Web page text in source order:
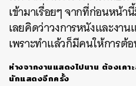
เข้ามาเรื่อยๆ จากที่ก่อนหน้
เลยคิดว่าวงการหนังและงา
เพราะทำแล้วก็มีคนให้การต้
ห่างจากงานแสดงไปนาน ต้องเคา
นักแสดงอีกครั้ง